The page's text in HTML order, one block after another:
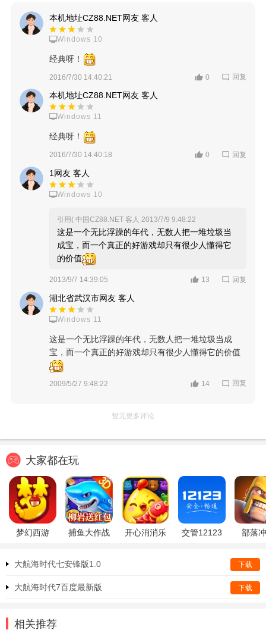
本机地址CZ88.NET网友 客人
Windows 10
经典呀！
2016/7/30 14:40:21 0 回复
本机地址CZ88.NET网友 客人
Windows 11
经典呀！
2016/7/30 14:40:18 0 回复
1网友 客人
Windows 10
引用( 中国CZ88.NET 客人 2013/7/9 9:48:22
这是一个无比浮躁的年代，无数人把一堆垃圾当
成宝，而一个真正的好游戏却只有很少人懂得它
的价值
2013/9/7 14:39:05 13 回复
湖北省武汉市网友 客人
Windows 11
这是一个无比浮躁的年代，无数人把一堆垃圾当成
宝，而一个真正的好游戏却只有很少人懂得它的价值
2009/5/27 9:48:22 14 回复
暂无更多评论
大家都在玩
梦幻西游 捕鱼大作战 开心消消乐 交管12123 部落
大航海时代七安锋版1.0 下载
大航海时代7百度最新版 下载
相关推荐